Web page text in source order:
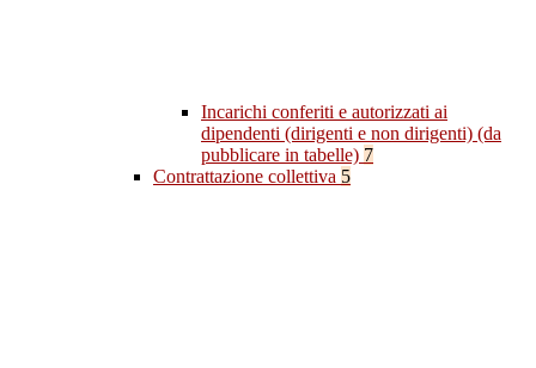
Incarichi conferiti e autorizzati ai
dipendenti (dirigenti e non dirigenti) (da
pubblicare in tabelle) 7
Contrattazione collettiva 5